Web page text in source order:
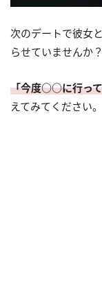
次のデートで彼女
らせていませんか？
「今度○○に行っ
えてみてください。